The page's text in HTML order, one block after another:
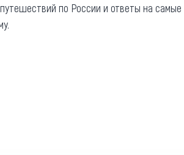
по России и ответы на